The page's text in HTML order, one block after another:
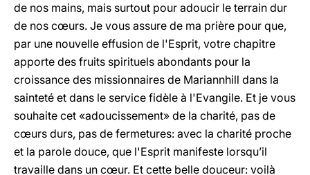
de nos mains, mais surtout pour adoucir le terrain dur
de nos cœurs. Je vous assure de ma prière pour que,
par une nouvelle effusion de l'Esprit, votre chapitre
apporte des fruits spirituels abondants pour la
croissance des missionnaires de Mariannhill dans la
sainteté et dans le service fidèle à l'Evangile. Et je vous
souhaite cet «adoucissement» de la charité, pas de
cœurs durs, pas de fermetures: avec la charité proche
et la parole douce, que l'Esprit manifeste lorsqu’il
travaille dans un cœur. Et cette belle douceur: voilà